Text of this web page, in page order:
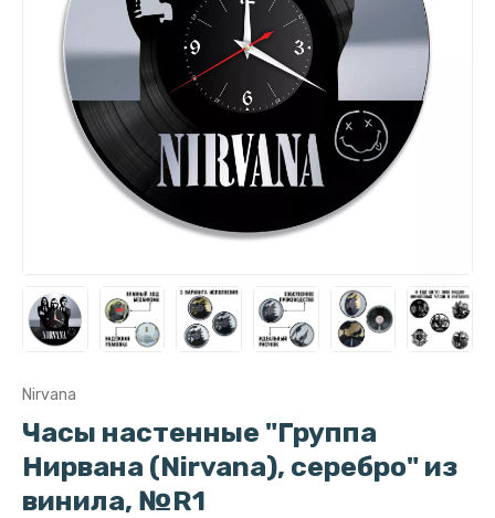
Nirvana
Часы настенные "Группа
Нирвана (Nirvana), серебро" из
винила, №R1